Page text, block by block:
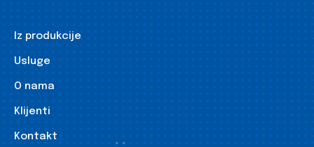
Iz produkcije
Usluge
O nama
Klijenti
Kontakt